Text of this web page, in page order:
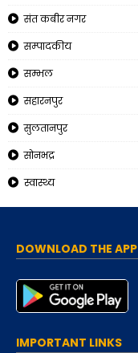
संत कबीर नगर
सम्पादकीय
सम्भल
सहारनपुर
सुलतानपुर
सोनभद्र
स्वास्थ्य
DOWNLOAD THE APP
IMPORTANT LINKS